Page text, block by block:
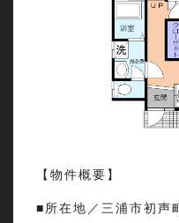
【物件概要】
■所在地／三浦市初